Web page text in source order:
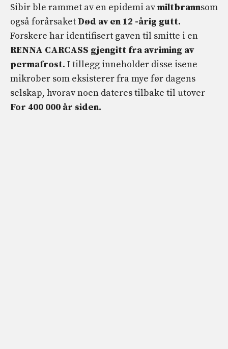
Sibir ble rammet av en epidemi avmiltbrannsom
også forårsaketDød av en 12 -årig gutt.
Forskere har identifisert gaven til smitte i en
RENNA CARCASS gjengitt fra avriming av
permafrost. I tillegg inneholder disse isene
mikrober som eksisterer fra mye før dagens
selskap, hvorav noen dateres tilbake til utover
For 400 000 år siden.